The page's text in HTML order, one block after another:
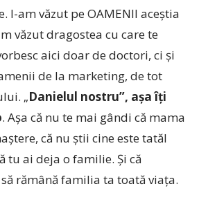
I-am văzut pe OAMENII aceştia
văzut dragostea cu care te
aici doar de doctori, ci şi
de la marketing, de tot
„Danielul nostru”, aşa îţi
. Aşa că nu te mai gândi că mama
că nu ştii cine este tatăl
tu ai deja o familie. Şi că
rămână familia ta toată viaţa.